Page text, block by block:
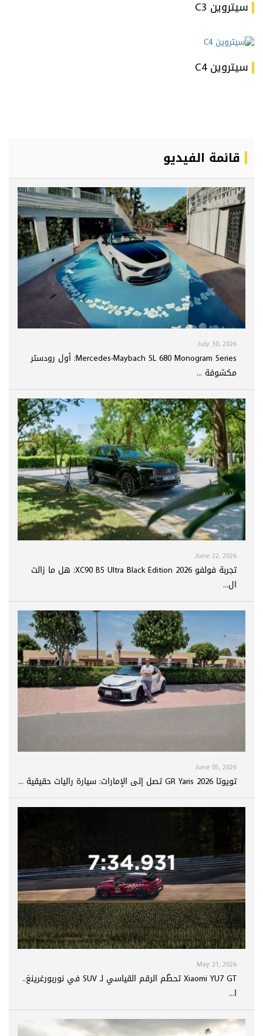
سيتروين C3
سيتروين C4
قائمة الفيديو
July 30, 2026
Mercedes-Maybach SL 680 Monogram Series: أول رودستر
مكشوفة ...
June 22, 2026
تجربة فولفو XC90 B5 Ultra Black Edition 2026: هل ما زالت
ال...
June 05, 2026
تويوتا GR Yaris 2026 تصل إلى الإمارات: سيارة راليات حقيقية ...
May 21, 2026
Xiaomi YU7 GT تحطّم الرقم القياسي لـ SUV في نوربورغرينغ..
ا...